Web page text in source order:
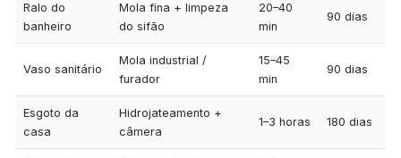
Ralo do
banheiro
Mola fina + limpeza
do sifão
20–40
min
90 dias
Vaso sanitário
Mola industrial /
furador
15–45
min
90 dias
Esgoto da
casa
Hidrojateamento +
câmera
1–3 horas 180 dias